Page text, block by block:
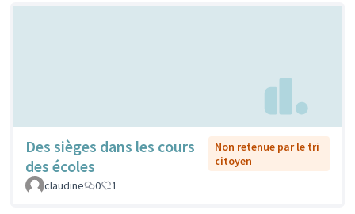
Des sièges dans les cours
des écoles
Non retenue par le tri
citoyen
claudine
0 1